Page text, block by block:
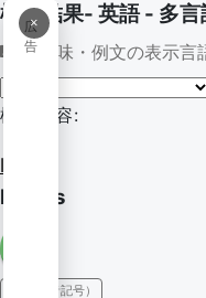
×
広
告
検索結果- 英語 - 多言
意味・例文の表示言
検索内容:
letters
letters
IPA（発音記号）